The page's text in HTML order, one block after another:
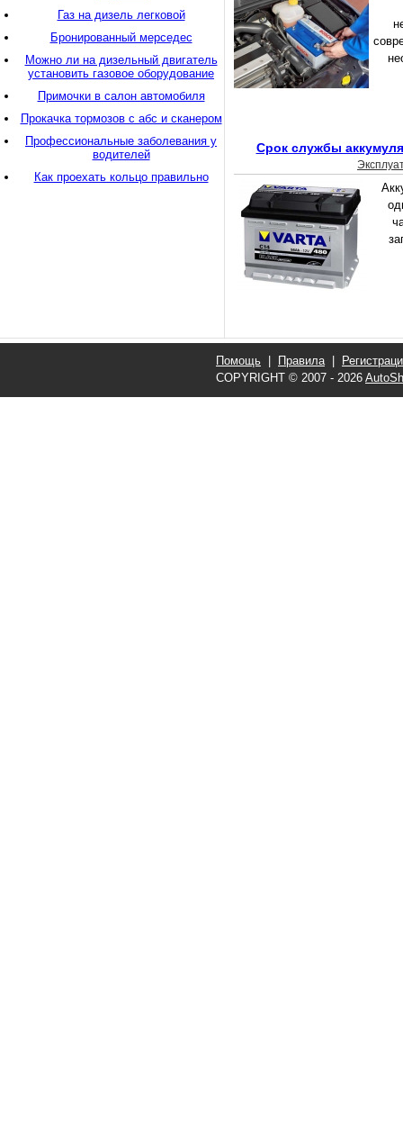
Срок службы
Газ на дизель легковой
Бронированный мерседес
Можно ли на дизельный двигатель
установить газовое оборудование
Примочки в салон автомобиля
Прокачка тормозов с абс и сканером
Профессиональные заболевания у
водителей
Как проехать кольцо правильно
Помощь Правила|
COPYRIGHT © 2007 - 2026